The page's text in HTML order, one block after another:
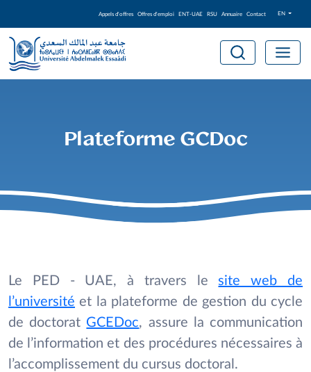
EN
Appels d'offres Offres d'emploi ENT-UAE RSU Annuaire Contact
Plateforme GCDoc
Le PED - UAE, à travers lesite web de
l’université et la plateforme de gestion du cycle
de doctorat GCEDoc, assure la communication
de l’information et des procédures nécessaires à
l’accomplissement du cursus doctoral.